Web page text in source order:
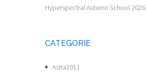
Hyperspectral Autumn School 2026
CATEGORIE
Asita2011